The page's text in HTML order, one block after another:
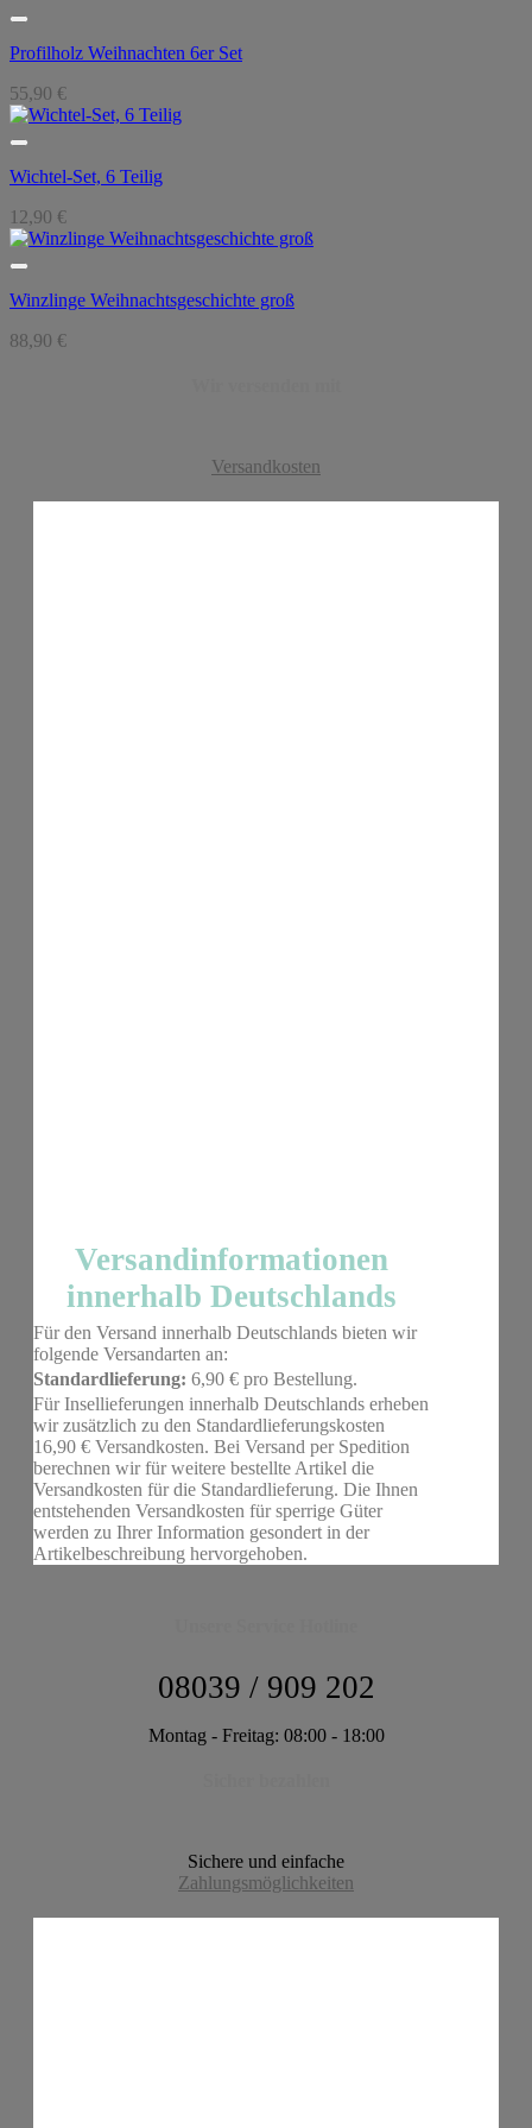
Profilholz Weihnachten 6er Set
55,90 €
Wichtel-Set, 6 Teilig
12,90 €
Winzlinge Weihnachtsgeschichte groß
88,90 €
Versandkosten
Versandinformationen
innerhalb Deutschlands
Für den Versand innerhalb Deutschlands bieten wir
folgende Versandarten an:
Standardlieferung: 6,90 € pro Bestellung.
Für Insellieferungen innerhalb Deutschlands erheben
wir zusätzlich zu den Standardlieferungskosten
16,90 € Versandkosten. Bei Versand per Spedition
berechnen wir für weitere bestellte Artikel die
Versandkosten für die Standardlieferung. Die Ihnen
entstehenden Versandkosten für sperrige Güter
werden zu Ihrer Information gesondert in der
Artikelbeschreibung hervorgehoben.
08039 / 909 202
Montag - Freitag: 08:00 - 18:00
Sichere und einfache
Zahlungsmöglichkeiten